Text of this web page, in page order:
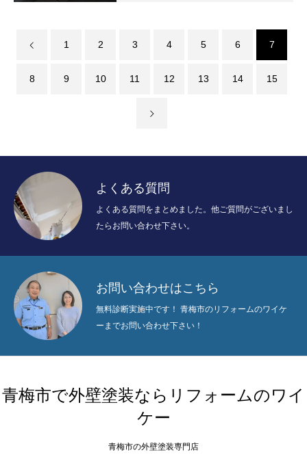
1 2 3 4 5 6 7
8 9 10 11 12 13 14 15
よくある質問
よくある質問をまとめました。他ご質問がございまし
たらお問い合わせ下さい。
お問い合わせはこちら
無料診断実施中です！ 青梅市のリフォームのワイケ
ーまでお問い合わせ下さい！
青梅市で外壁塗装ならリフォームのワイ
ケー
青梅市の外壁塗装専門店